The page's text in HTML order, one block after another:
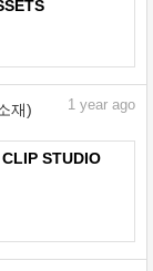
재) 1 year ago
STUDIO